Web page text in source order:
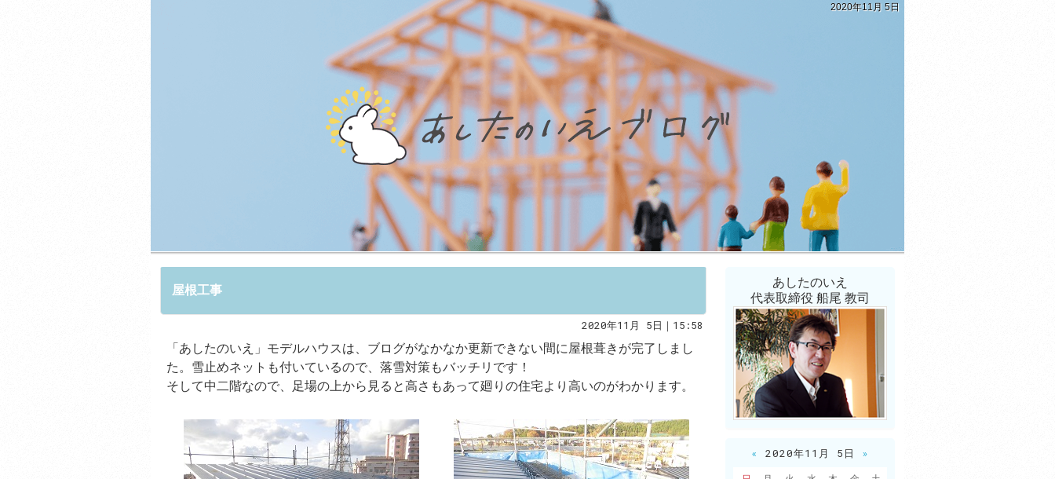
2020年11月 5日
屋根工事
2020年11月 5日｜15:58
「あしたのいえ」モデルハウスは、ブログがなかなか更新できない間に屋根葺きが完了しまし
た。雪止めネットも付いているので、落雪対策もバッチリです！
そして中二階なので、足場の上から見ると高さもあって廻りの住宅より高いのがわかります。
あしたのいえ
代表取締役 船尾 教司
« 2020年11月 5日
»